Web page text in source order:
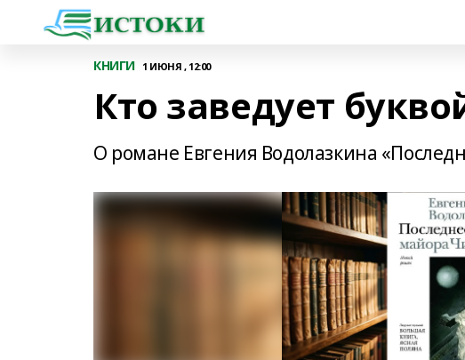
КНИГИ 1 ИЮНЯ , 12:00
Кто заведует
О романе Евгения Водолазкина